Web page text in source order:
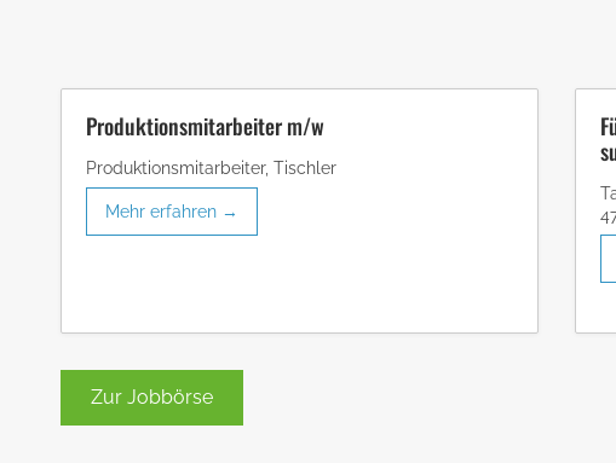
r
Produktionsmitarbeiter m/w
Produktionsmitarbeiter Tischler
Mehr erfahren
Zur Jobbörse